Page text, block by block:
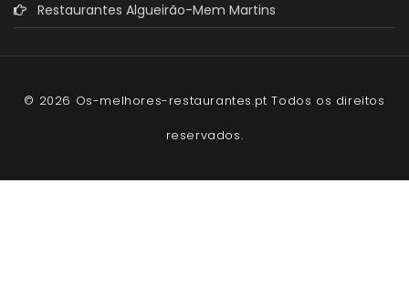
Restaurantes Algueirão-Mem Martins
© 2026 Os-melhores-restaurantes.pt Todos os direitos
reservados.